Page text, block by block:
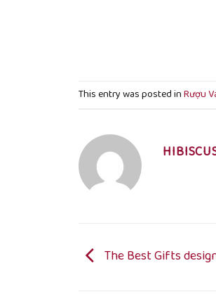
This entry was posted inRượu
The Best Gifts